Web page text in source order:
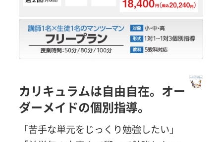
カリキュラムは自由自在。オー
ダーメイドの個別指導。
「苦手な単元をじっくり勉強したい」